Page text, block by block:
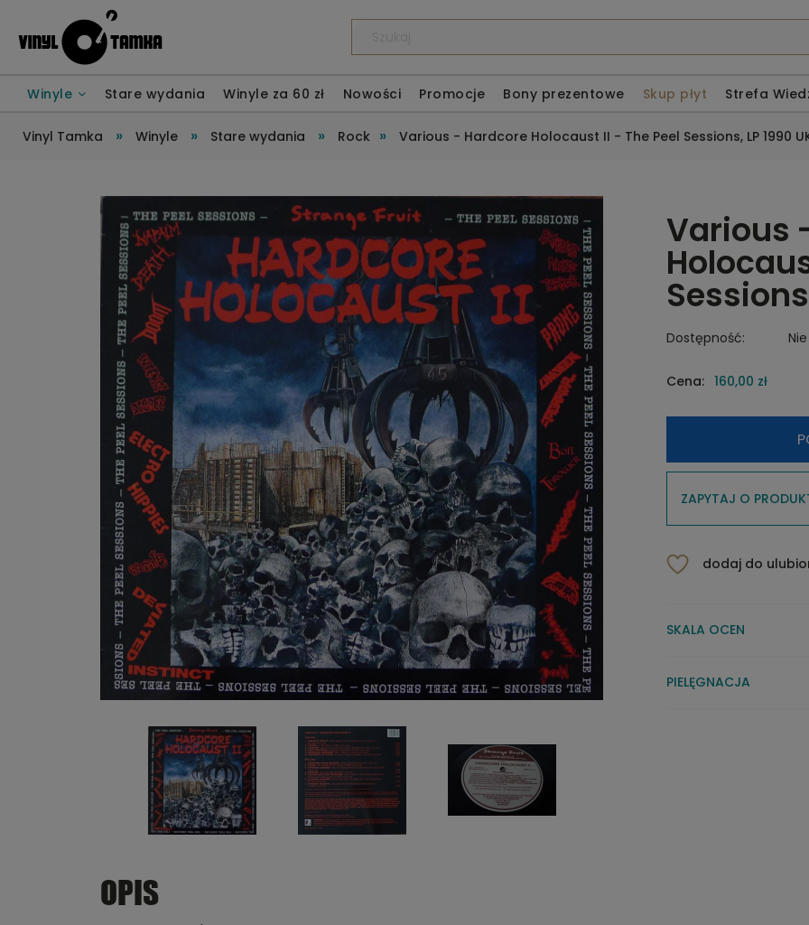
Winyle Stare wydania Winyle za 60 zł Nowości Promocje Bony prezentowe Skup płyt Strefa
Vinyl Tamka » Winyle » Stare wydania » Rock » Various - Hardcore Holocaust II - The Peel Sessions, LP 1990
Various
Dostępność: Nie
Cena: 160,00 zł
ZAPYTAJ O
dodaj do
SKALA OCEN
PIELĘGNACJA
OPIS